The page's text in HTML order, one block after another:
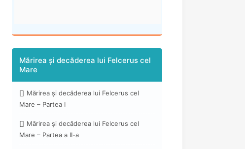
Mărirea și decăderea lui Felcerus cel
Mare
Mărirea și decăderea lui Felcerus cel
Mare – Partea I
Mărirea și decăderea lui Felcerus cel
Mare – Partea a II-a